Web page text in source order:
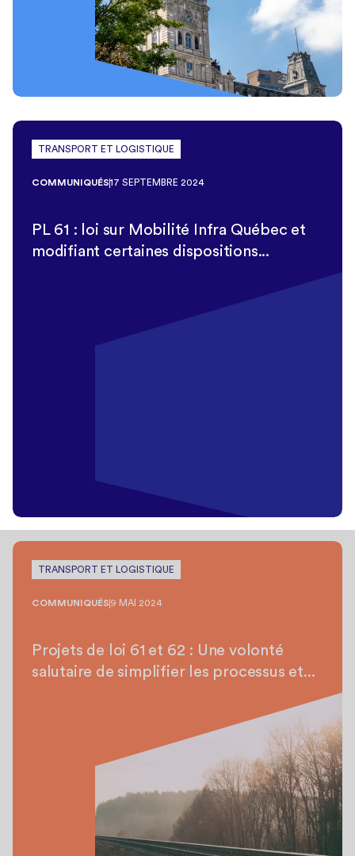
TRANSPORT ET LOGISTIQUE
COMMUNIQUÉS17 SEPTEMBRE 2024
PL 61 : loi sur Mobilité Infra Québec et
modifiant certaines dispositions...
TRANSPORT ET LOGISTIQUE
COMMUNIQUÉS 9 MAI 2024
Projets de loi 61 et 62 : Une volonté
salutaire de simplifier les processus et...